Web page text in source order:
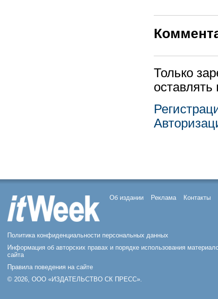
Только
Об издании Реклама Контакты
Политика конфиденциальности персональных данных
Информация об авторских правах и порядке использования
сайта
Правила поведения на сайте
© 2026, ООО «ИЗДАТЕЛЬСТВО СК ПРЕСС».